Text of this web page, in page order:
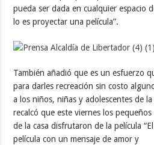
pueda ser dada en cualquier espacio
lo es proyectar una película”.
También añadió que es un esfuerzo
para darles recreación sin costo
a los niños, niñas y adolescentes de
recalcó que este viernes los pequeños
de la casa disfrutaron de la película
película con un mensaje de amor y